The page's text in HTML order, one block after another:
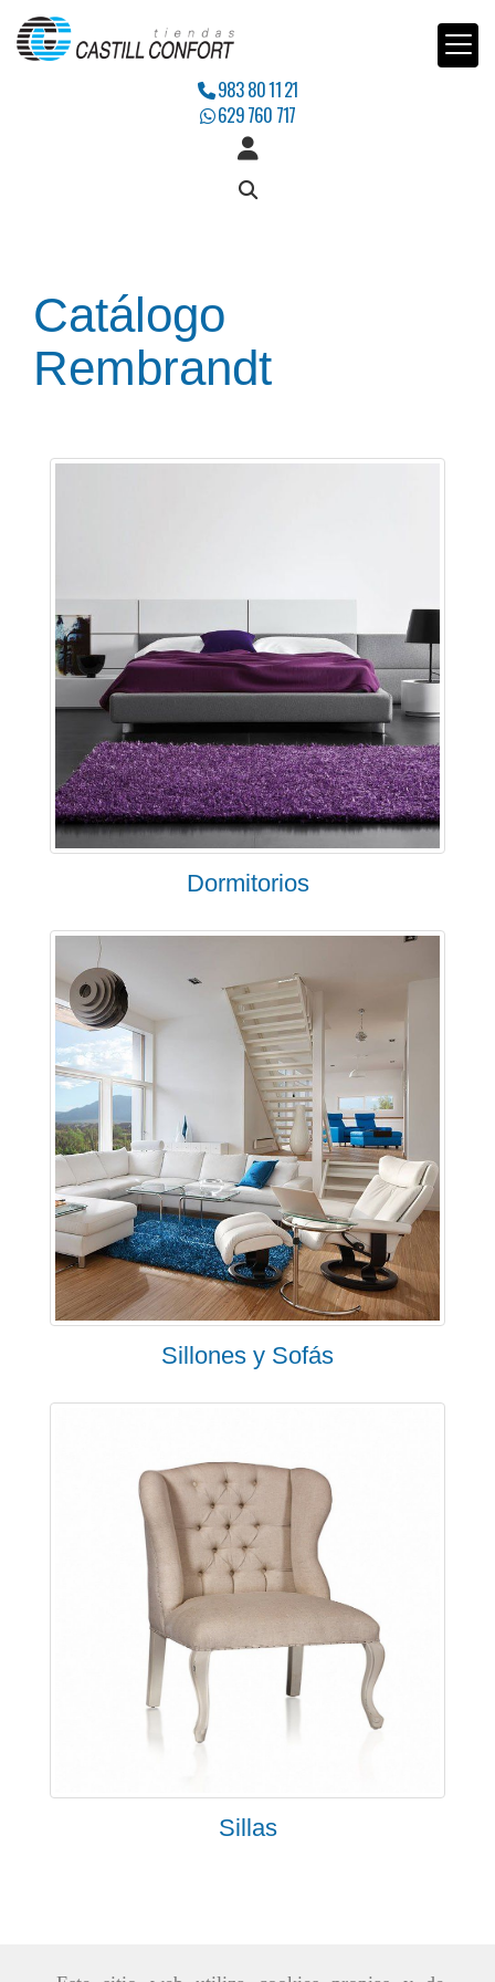
983 80 11 21
629 760 717
Catálogo
Rembrandt
Dormitorios
Sillones y Sofás
Sillas